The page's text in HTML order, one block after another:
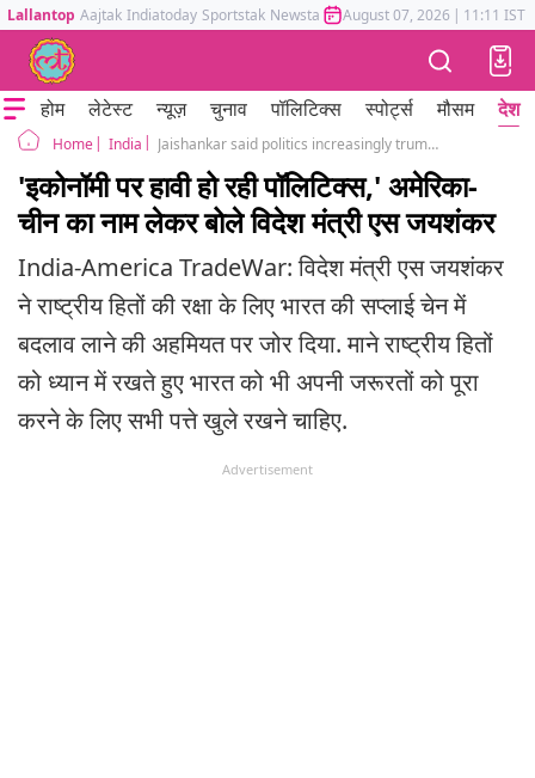
Lallantop Aajtak Indiatoday Sportstak Newstak Mumbai Tak Astrotak
August 07, 2026 | 11:11 IST
होम लेटेस्ट न्यूज़ चुनाव पॉलिटिक्स स्पोर्ट्स मौसम देश
Home India Jaishankar said politics increasingly trumps economics External Affairs Minister IIM Calcutta America
'इकोनॉमी पर हावी हो रही पॉलिटिक्स,' अमेरिका-
चीन का नाम लेकर बोले विदेश मंत्री एस जयशंकर
India-America TradeWar: विदेश मंत्री एस जयशंकर
ने राष्ट्रीय हितों की रक्षा के लिए भारत की सप्लाई चेन में
बदलाव लाने की अहमियत पर जोर दिया. माने राष्ट्रीय हितों
को ध्यान में रखते हुए भारत को भी अपनी जरूरतों को पूरा
करने के लिए सभी पत्ते खुले रखने चाहिए.
Advertisement